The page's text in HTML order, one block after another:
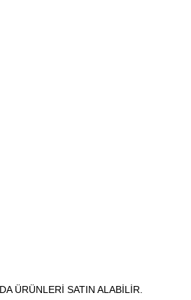
ÜRÜNLERİ SATIN ALABİLİR.